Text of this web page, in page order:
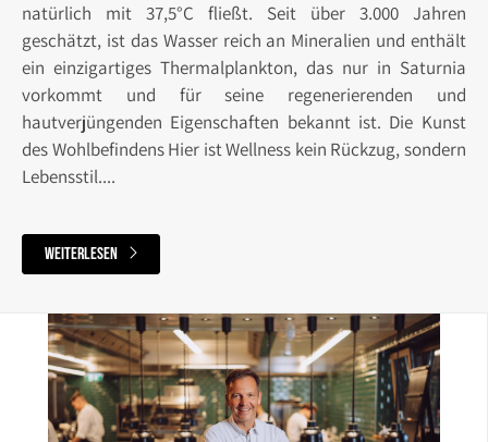
natürlich mit 37,5°C fließt. Seit über 3.000 Jahren
geschätzt, ist das Wasser reich an Mineralien und enthält
ein einzigartiges Thermalplankton, das nur in Saturnia
vorkommt und für seine regenerierenden und
hautverjüngenden Eigenschaften bekannt ist. Die Kunst
des Wohlbefindens Hier ist Wellness kein Rückzug, sondern
Lebensstil....
weiterlesen